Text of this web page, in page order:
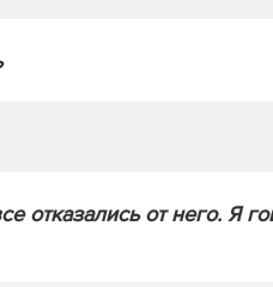
отказались от него. Я